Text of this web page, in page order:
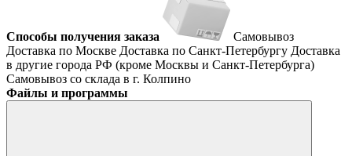
Способы получения заказа
Самовывоз
Доставка по Москве Доставка по Санкт-Петербургу Доставка
в другие города РФ (кроме Москвы и Санкт-Петербурга)
Самовывоз со склада в г. Колпино
Файлы и программы